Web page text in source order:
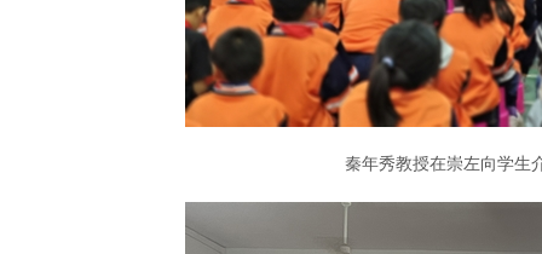
秦年秀教授在崇左向学生